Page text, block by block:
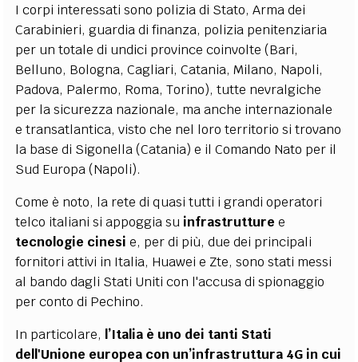
I corpi interessati sono polizia di Stato, Arma dei
Carabinieri, guardia di finanza, polizia penitenziaria
per un totale di undici province coinvolte (Bari,
Belluno, Bologna, Cagliari, Catania, Milano, Napoli,
Padova, Palermo, Roma, Torino), tutte nevralgiche
per la sicurezza nazionale, ma anche internazionale
e transatlantica, visto che nel loro territorio si trovano
la base di Sigonella (Catania) e il Comando Nato per il
Sud Europa (Napoli).
Come è noto, la rete di quasi tutti i grandi operatori
telco italiani si appoggia su infrastrutture e
tecnologie cinesi e, per di più, due dei principali
fornitori attivi in Italia, Huawei e Zte, sono stati messi
al bando dagli Stati Uniti con l'accusa di spionaggio
per conto di Pechino.
In particolare, l’Italia è uno dei tanti Stati
dell'Unione europea con un’infrastruttura 4G in cui